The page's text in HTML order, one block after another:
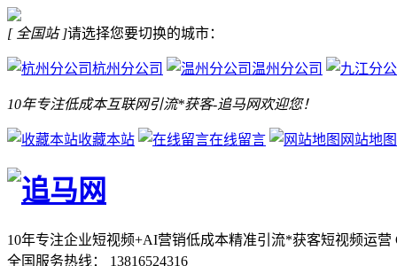
[ 全国站 ]请选择您要切换的城市：
杭州分公司 温州分公司
10年专注低成本互联网引流*获客-追马网欢迎您！
收藏本站 在线留言 网站地图
10年专注企业短视频+AI营销低成本精准引流*获客短视频运营
全国服务热线： 13816524316